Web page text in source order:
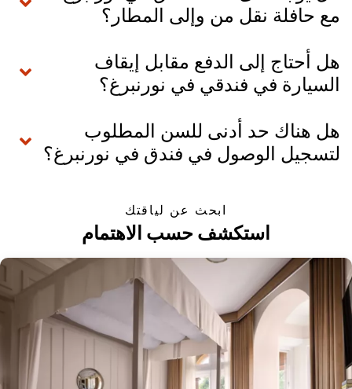
مع حافلة نقل من وإلى المطار؟
هل أحتاج إلى الدفع مقابل إيقاف
السيارة في فندقي في نورنبرغ؟
هل هناك حد أدنى للسن المطلوب
لتسجيل الوصول في فندق في نورنبرغ؟
ابحث عن لياقتك
استكشف حسب الاهتمام